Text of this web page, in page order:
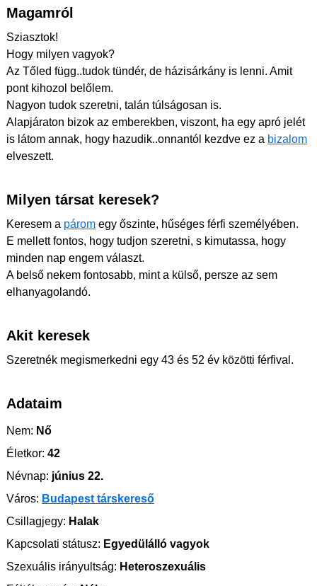
Magamról
Sziasztok!
Hogy milyen vagyok?
Az Tőled függ..tudok tündér, de házisárkány is lenni. Amit
pont kihozol belőlem.
Nagyon tudok szeretni, talán túlságosan is.
Alapjáraton bizok az emberekben, viszont, ha egy apró jelét
is látom annak, hogy hazudik..onnantól kezdve ez a bizalom
elveszett.
Milyen társat keresek?
Keresem a párom egy őszinte, hűséges férfi személyében.
E mellett fontos, hogy tudjon szeretni, s kimutassa, hogy
minden nap engem választ.
A belső nekem fontosabb, mint a külső, persze az sem
elhanyagolandó.
Akit keresek
Szeretnék megismerkedni egy 43 és 52 év közötti férfival.
Adataim
Nem: Nő
Életkor: 42
Névnap: június 22.
Város: Budapest társkereső
Csillagjegy: Halak
Kapcsolati státusz: Egyedülálló vagyok
Szexuális irányultság: Heteroszexuális